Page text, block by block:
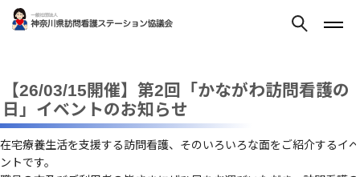
【26/03/15開催】第2回「かながわ訪問看護の
日」イベントのお知らせ
在宅療養生活を支援する訪問看護、そのいろいろな面をご紹介するイベ
ントです。